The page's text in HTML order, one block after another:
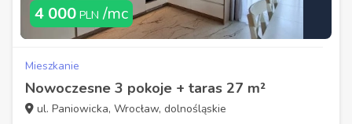
4 000 PLN /mc
Mieszkanie
Nowoczesne 3 pokoje + taras 27 m²
ul. Paniowicka, Wrocław, dolnośląskie